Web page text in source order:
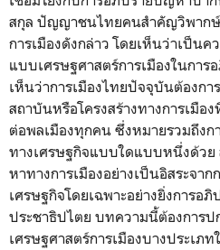
สกุล ปัญญาชนไทยคนสำคัญวิพาก
การเมืองดังกล่าว โดยเห็นว่าเป็นค
แบบเศรษฐศาสตร์การเมืองในการ
เห็นว่าการเมืองไทยปัจจุบันต้องกา
สถาบันหรือโครงสร้างทางการเมือ
ต่อพลเมืองทุกคน ซึ่งหมายรวมถึงก
ทางเศรษฐกิจแบบใดแบบหนึ่งด้วย
หาทางการเมืองอย่างเป็นอิสระจาก
เศรษฐกิจโดยเฉพาะอย่างยิ่งการอ
ประชาธิปไตย บทความนี้ต้องการป
เศรษฐศาสตร์การเมืองบางประเภท